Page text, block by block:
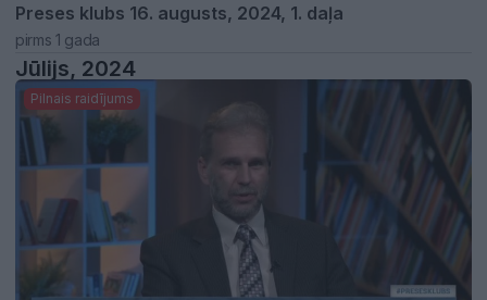
Preses klubs 16. augusts, 2024, 1. daļa
pirms 1 gada
Jūlijs, 2024
Pilnais raidījums